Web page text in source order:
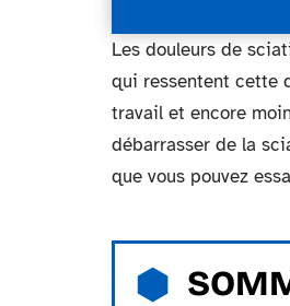
Les douleurs de
qui ressentent cette
travail et encore
débarrasser de la
que vous pouvez